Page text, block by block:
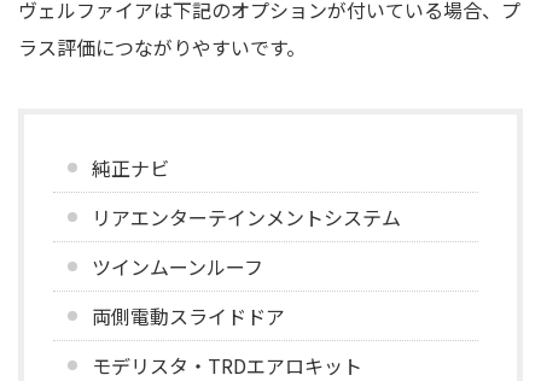
ヴェルファイアは下記のオプションが付いている場合、プ
ラス評価につながりやすいです。
純正ナビ
リアエンターテインメントシステム
ツインムーンルーフ
両側電動スライドドア
モデリスタ・TRDエアロキット